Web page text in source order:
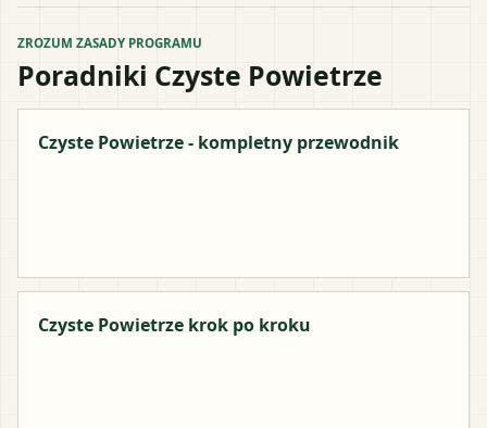
ZROZUM ZASADY PROGRAMU
Poradniki Czyste Powietrze
Czyste Powietrze - kompletny przewodnik
Czyste Powietrze krok po kroku